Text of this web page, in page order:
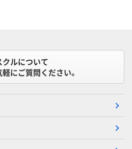
クルについて
軽にご質問ください。